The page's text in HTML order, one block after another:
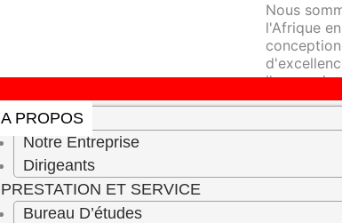
A PROPOS
Notre Entreprise
Dirigeants
PRESTATION ET SERVICE
Bureau D’études
Nous
l'Afrique